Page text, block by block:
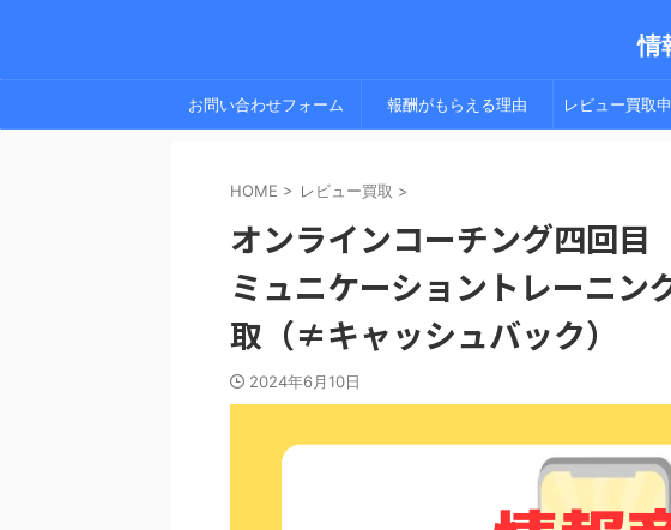
情
お問い合わせフォーム 報酬がもらえる理由 レビュー買取
HOME > レビュー買取 >
オンラインコーチング四回目
ミュニケーショントレーニン
取（≠キャッシュバック）
2024年6月10日